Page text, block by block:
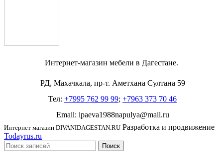
Интернет-магазин мебели в Дагестане.
РД, Махачкала, пр-т. Аметхана Султана 59
Тел: +7995 762 99 99; +7963 373 70 46
Email: ipaeva1988napulya@mail.ru
Интернет магазин DIVANIDAGESTAN.RU Разработка и продвижение
Todayrus.ru
Поиск